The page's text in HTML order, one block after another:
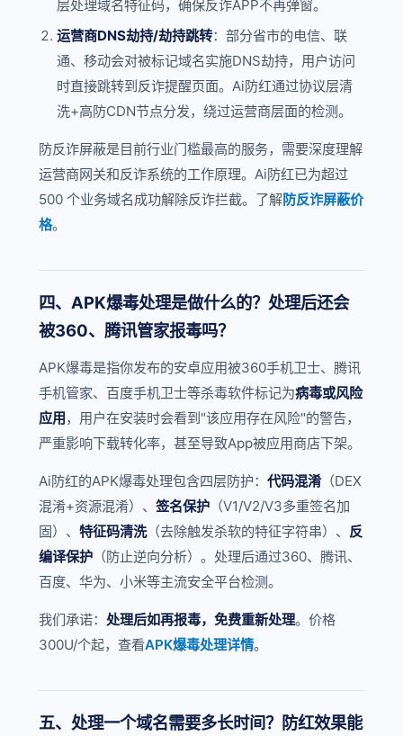
层处理域名特征码，确保反诈APP不再弹窗。
运营商DNS劫持/劫持跳转：部分省市的电信、联
通、移动会对被标记域名实施DNS劫持，用户访问
时直接跳转到反诈提醒页面。Ai防红通过协议层清
洗+高防CDN节点分发，绕过运营商层面的检测。
防反诈屏蔽是目前行业门槛最高的服务，需要深度理解
运营商网关和反诈系统的工作原理。Ai防红已为超过
500 个业务域名成功解除反诈拦截。了解防反诈屏蔽价
格。
四、APK爆毒处理是做什么的？处理后还会
被360、腾讯管家报毒吗？
APK爆毒是指你发布的安卓应用被360手机卫士、腾讯
手机管家、百度手机卫士等杀毒软件标记为病毒或风险
应用，用户在安装时会看到"该应用存在风险"的警告，
严重影响下载转化率，甚至导致App被应用商店下架。
Ai防红的APK爆毒处理包含四层防护： 代码混淆（DEX
混淆+资源混淆）、 签名保护（V1/V2/V3多重签名加
固）、 特征码清洗（去除触发杀软的特征字符串）、 反
编译保护（防止逆向分析）。处理后通过360、腾讯、
百度、华为、小米等主流安全平台检测。
我们承诺： 处理后如再报毒，免费重新处理。价格
300U/个起，查看APK爆毒处理详情。
五、处理一个域名需要多长时间？防红效果能